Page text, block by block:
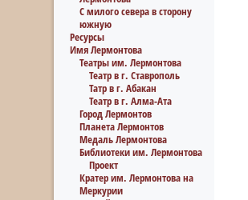
С милого севера в сторону
южную
Ресурсы
Имя Лермонтова
Театры им. Лермонтова
Театр в г. Ставрополь
Татр в г. Абакан
Театр в г. Алма-Ата
Город Лермонтов
Планета Лермонтов
Медаль Лермонтова
Библиотеки им. Лермонтова
Проект
Кратер им. Лермонтова на
Меркурии